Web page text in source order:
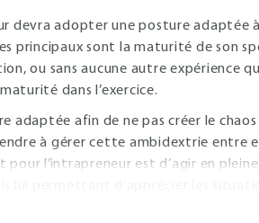
devra adopter une posture adaptée
principaux sont la maturité de son
ou sans aucune autre expérience
dans l’exercice.
adaptée afin de ne pas créer le chaos
à gérer cette ambidextrie entre
l’intrapreneur est d’agir en pleine